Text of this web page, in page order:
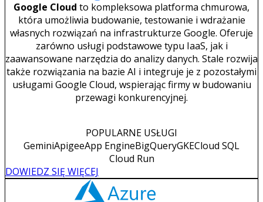
Google Cloud to kompleksowa platforma chmurowa,
która umożliwia budowanie, testowanie i wdrażanie
własnych rozwiązań na infrastrukturze Google. Oferuje
zarówno usługi podstawowe typu IaaS, jak i
zaawansowane narzędzia do analizy danych. Stale rozwija
także rozwiązania na bazie AI i integruje je z pozostałymi
usługami Google Cloud, wspierając firmy w budowaniu
przewagi konkurencyjnej.
POPULARNE USŁUGI
GeminiApigeeApp EngineBigQueryGKECloud SQL
Cloud Run
DOWIEDZ SIĘ WIĘCEJ